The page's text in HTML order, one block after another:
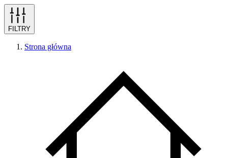
FILTRY
Strona główna